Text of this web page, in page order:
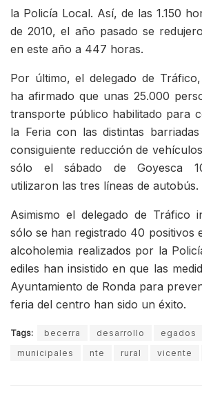
la Policía Local. Así, de las 1.150
de 2010, el año pasado se
en este año a 447 horas.
Por último, el delegado de
ha afirmado que unas 25.000
transporte público habilitado para
la Feria con las distintas
consiguiente reducción de
sólo el sábado de Goyesca
utilizaron las tres líneas de autobús.
Asimismo el delegado de Tráfico
sólo se han registrado 40 positivos
alcoholemia realizados por la
ediles han insistido en que las
Ayuntamiento de Ronda para
feria del centro han sido un éxito.
Tags: becerra desarrollo egados
municipales
nte rural vicente